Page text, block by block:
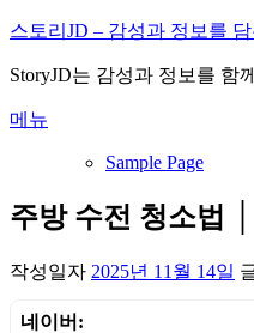
내
으
바
기
스토리JD – 감성과 정보를
StoryJD는 감성과 정보를 함
메뉴
Sample Page
주방 수전 청소법
작성일자 2025년 11월 14일
네이버: